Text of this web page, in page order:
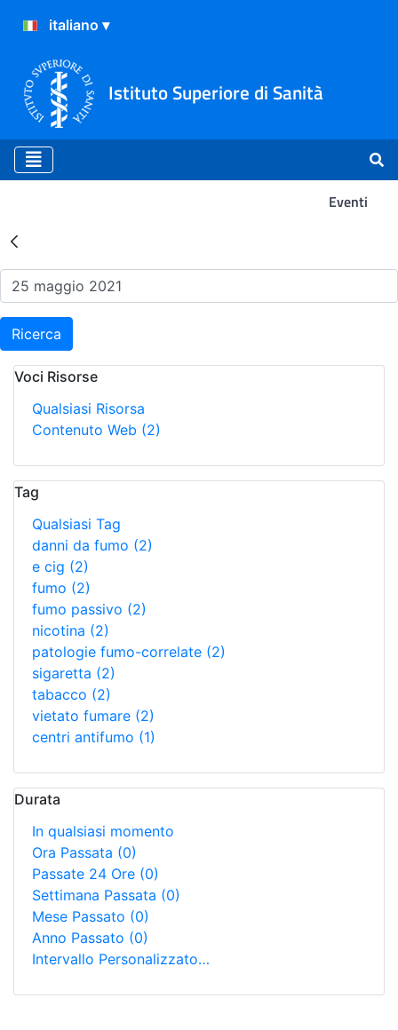
Istituto Superiore di Sanità
Eventi
Risultati della Ricerca -
Ricerca
Voci Risorse
Qualsiasi Risorsa
Contenuto Web (2)
Tag
Qualsiasi Tag
danni da fumo (2)
e cig (2)
fumo (2)
fumo passivo (2)
nicotina (2)
patologie fumo-correlate (2)
sigaretta (2)
tabacco (2)
vietato fumare (2)
centri antifumo (1)
Durata
In qualsiasi momento
Ora Passata (0)
Passate 24 Ore (0)
Settimana Passata (0)
Mese Passato (0)
Anno Passato (0)
Intervallo Personalizzato…